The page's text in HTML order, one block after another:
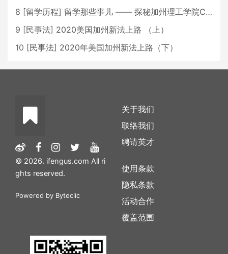
8 [留学历程] 留学那些事儿 —— 探秘加州理工学院Caltech博士生活 [上集]
9 [民事法] 2020美国加州新法上路 （上）
10 [民事法] 2020年美国加州新法上路（下）
© 2026. ifengus.com All ri
ghts reserved.
Powered by Byteclic
关于我们
联络我们
聘请英才
使用条款
隐私条款
活动合作
覆盖范围